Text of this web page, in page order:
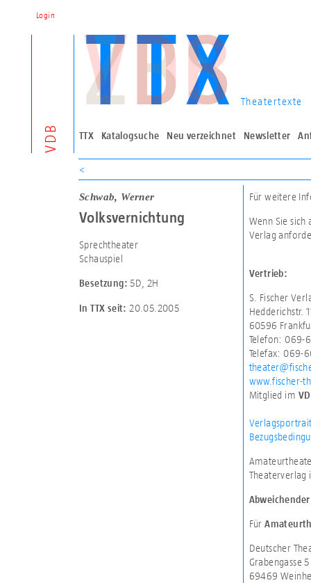
VDB
Theatertexte
TTX Katalogsuche Neu verzeichnet Newsletter
Login
<
Schwab, Werner
Volksvernichtung
Sprechtheater
Schauspiel
Besetzung: 5D 2H
In TTX seit: 20.05.2005
Für weitere
Wenn Sie sich
Verlag
Vertrieb:
S. Fischer
Hedderichstr.
60596
Telefon: 069-
Telefax: 069-
www.fischer-
Mitglied im
Theaterverlag
Für
Deutscher
Grabengasse 5
69469